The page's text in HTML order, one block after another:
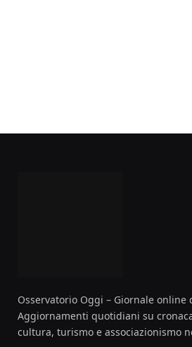
Osservatorio Oggi – Giornale online
Aggiornamenti quotidiani su
cultura, turismo e associazionismo